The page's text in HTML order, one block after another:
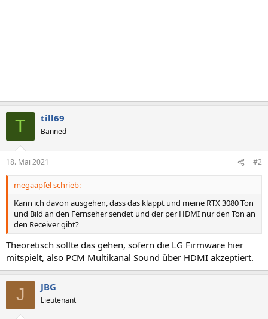
T till69
Banned
18. Mai 2021 #2
megaapfel schrieb:
Kann ich davon ausgehen, dass das klappt und meine RTX 3080 Ton
und Bild an den Fernseher sendet und der per HDMI nur den Ton an
den Receiver gibt?
Theoretisch sollte das gehen, sofern die LG Firmware hier
mitspielt, also PCM Multikanal Sound über HDMI akzeptiert.
J JBG
Lieutenant